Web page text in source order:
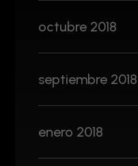
octubre 2018
septiembre 2018
enero 2018